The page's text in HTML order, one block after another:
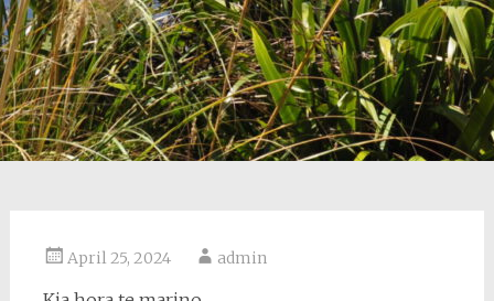
April 25, 2024 admin